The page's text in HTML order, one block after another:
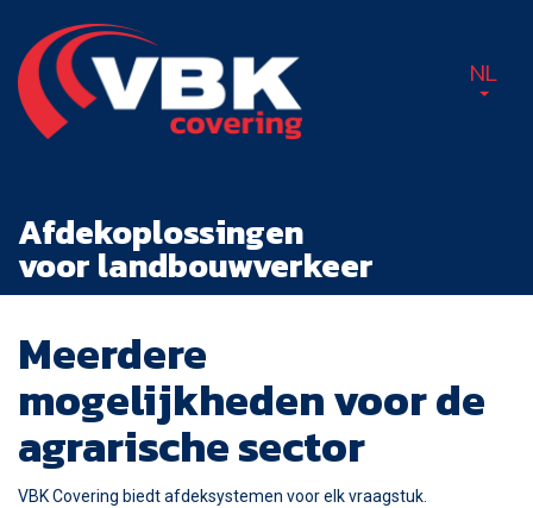
NL
Afdekoplossingen
voor landbouwverkeer
Meerdere
mogelijkheden voor de
agrarische sector
VBK Covering biedt afdeksystemen voor elk vraagstuk.